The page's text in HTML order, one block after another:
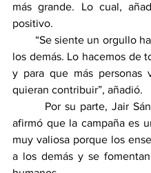
más grande. Lo cual,
positivo.
“Se siente un orgullo
los demás. Lo hacemos de
y para que más personas
quieran contribuir”, añadió.
Por su parte, Jair
afirmó que la campaña es
muy valiosa porque los
a los demás y se